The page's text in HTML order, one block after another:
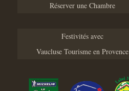
Réserver une Chambre
Festivités avec
Vaucluse Tourisme en Provence